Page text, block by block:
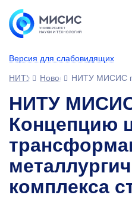
Версия для слабовидящих
НИТУ МИСИС
НовостиНИТУ МИСИС
НИТУ
Концепцию
комплекса